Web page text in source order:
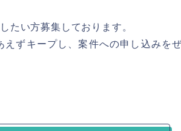
たい方募集しております。
ずキープし、案件への申し込みを